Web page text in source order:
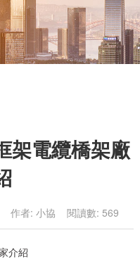
架電纜橋架廠
作者: 小協 閱讀數: 569
介紹